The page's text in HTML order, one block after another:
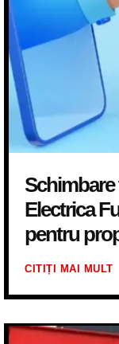
Electrica
pentru
CITIȚI MAI MULT